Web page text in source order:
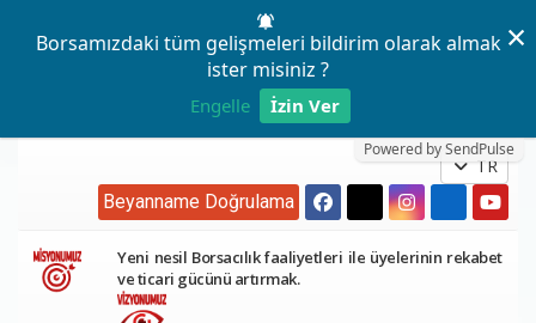
Borsamızdaki tüm gelişmeleri bildirim olarak almak
ister misiniz ?
Engelle İzin Ver
Powered by SendPulse
×
TR
Beyanname Doğrulama
Yeni nesil Borsacılık faaliyetleri ile üyelerinin rekabet
ve ticari gücünü artırmak.